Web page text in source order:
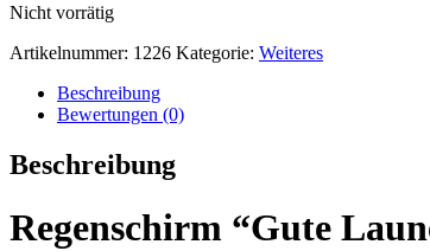
Nicht vorrätig
Artikelnummer: 1226 Kategorie: Weiteres
Beschreibung
Bewertungen (0)
Beschreibung
Regenschirm “Gute